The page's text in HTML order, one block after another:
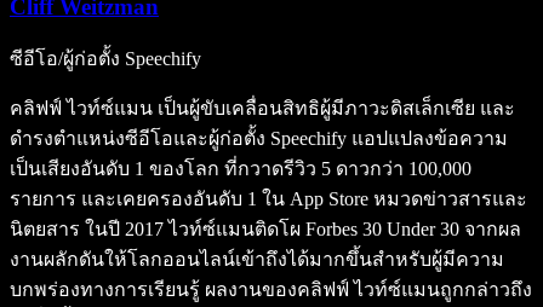
Cliff Weitzman
ซีอีโอ/ผู้ก่อตั้ง Speechify
คลิฟฟ์ ไวท์ซ์แมน เป็นผู้ขับเคลื่อนสิทธิผู้มีภาวะดิสเล็กเซีย และ
ดำรงตำแหน่งซีอีโอและผู้ก่อตั้ง Speechify แอปแปลงข้อความ
เป็นเสียงอันดับ 1 ของโลก ที่กวาดรีวิว 5 ดาวกว่า 100,000
รายการ และเคยครองอันดับ 1 ใน App Store หมวดข่าวสารและ
นิตยสาร ในปี 2017 ไวท์ซ์แมนติดโผ Forbes 30 Under 30 จากผล
งานผลักดันให้โลกออนไลน์เข้าถึงได้มากขึ้นสำหรับผู้มีความ
บกพร่องทางการเรียนรู้ ผลงานของคลิฟฟ์ ไวท์ซ์แมนถูกกล่าวถึง